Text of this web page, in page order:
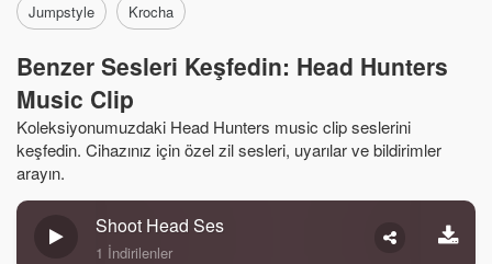
Jumpstyle Krocha
Benzer Sesleri Keşfedin: Head Hunters
Music Clip
Koleksiyonumuzdaki Head Hunters music clip seslerini
keşfedin. Cihazınız için özel zil sesleri, uyarılar ve bildirimler
arayın.
Shoot Head Ses
1 İndirilenler